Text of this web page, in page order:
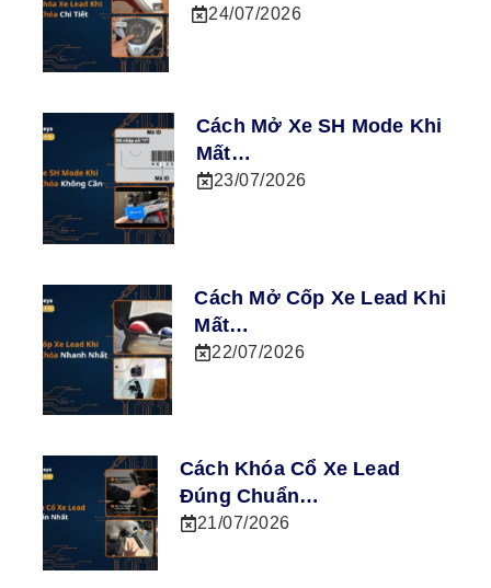
24/07/2026
Cách Mở Xe SH Mode Khi
Mất…
23/07/2026
Cách Mở Cốp Xe Lead Khi
Mất…
22/07/2026
Cách Khóa Cổ Xe Lead
Đúng Chuẩn…
21/07/2026